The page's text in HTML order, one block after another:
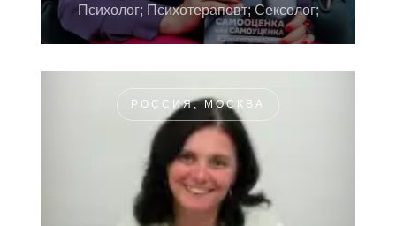
Психолог; Психотерапевт; Сексолог;
РОССИЯ, МОСКВА